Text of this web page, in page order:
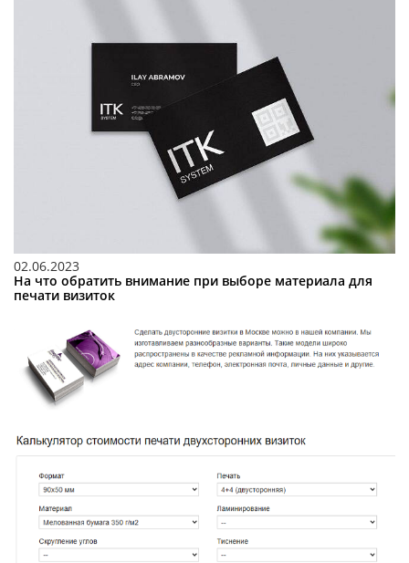
02.06.2023
На что обратить внимание при выборе материала для
печати визиток